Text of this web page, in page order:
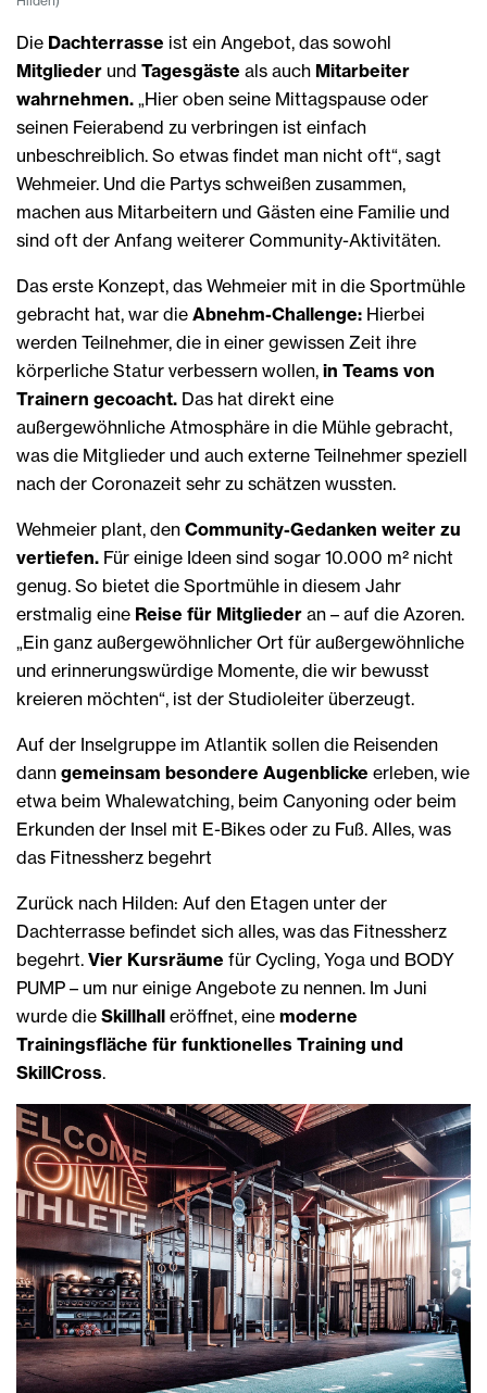
Die Dachterrasse ist ein Angebot, das sowohl
Mitglieder und Tagesgäste als auch Mitarbeiter
wahrnehmen. „Hier oben seine Mittagspause oder
seinen Feierabend zu verbringen ist einfach
unbeschreiblich. So etwas findet man nicht oft“, sagt
Wehmeier. Und die Partys schweißen zusammen,
machen aus Mitarbeitern und Gästen eine Familie und
sind oft der Anfang weiterer Community-Aktivitäten.
Das erste Konzept, das Wehmeier mit in die Sportmühle
gebracht hat, war die Abnehm-Challenge: Hierbei
werden Teilnehmer, die in einer gewissen Zeit ihre
körperliche Statur verbessern wollen, in Teams von
Trainern gecoacht. Das hat direkt eine
außergewöhnliche Atmosphäre in die Mühle gebracht,
was die Mitglieder und auch externe Teilnehmer speziell
nach der Coronazeit sehr zu schätzen wussten.
Wehmeier plant, den Community-Gedanken weiter zu
vertiefen. Für einige Ideen sind sogar 10.000 m² nicht
genug. So bietet die Sportmühle in diesem Jahr
erstmalig eine Reise für Mitglieder an – auf die Azoren.
„Ein ganz außergewöhnlicher Ort für außergewöhnliche
und erinnerungswürdige Momente, die wir bewusst
kreieren möchten“, ist der Studioleiter überzeugt.
Auf der Inselgruppe im Atlantik sollen die Reisenden
dann gemeinsam besondere Augenblicke erleben, wie
etwa beim Whalewatching, beim Canyoning oder beim
Erkunden der Insel mit E-Bikes oder zu Fuß. Alles, was
das Fitnessherz begehrt
Zurück nach Hilden: Auf den Etagen unter der
Dachterrasse befindet sich alles, was das Fitnessherz
begehrt. Vier Kursräume für Cycling, Yoga und BODY
PUMP – um nur einige Angebote zu nennen. Im Juni
wurde die Skillhall eröffnet, eine moderne
Trainingsfläche für funktionelles Training und
SkillCross.